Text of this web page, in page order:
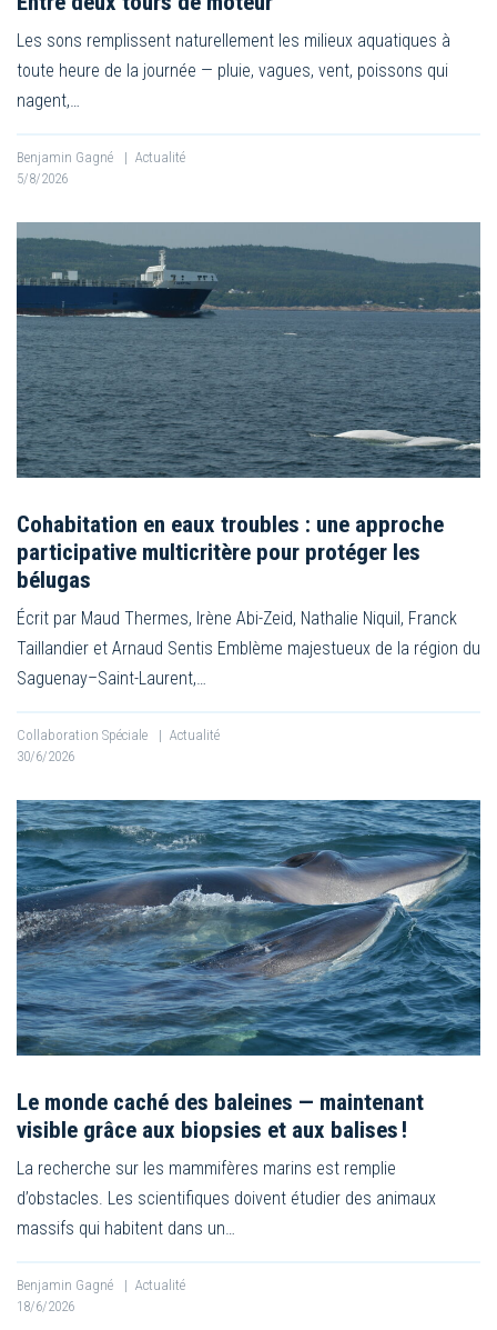
Les sons remplissent naturellement les milieux aquatiques à
toute heure de la journée — pluie, vagues, vent, poissons qui
nagent,…
Benjamin Gagné | Actualité
5/8/2026
Cohabitation en eaux troubles : une approche
participative multicritère pour protéger les
bélugas
Écrit par Maud Thermes, Irène Abi-Zeid, Nathalie Niquil, Franck
Taillandier et Arnaud Sentis Emblème majestueux de la région du
Saguenay–Saint-Laurent,…
Collaboration Spéciale | Actualité
30/6/2026
Le monde caché des baleines — maintenant
visible grâce aux biopsies et aux balises !
La recherche sur les mammifères marins est remplie
d’obstacles. Les scientifiques doivent étudier des animaux
massifs qui habitent dans un…
Benjamin Gagné | Actualité
18/6/2026